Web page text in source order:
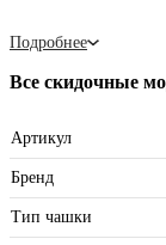
Подробнее
Все скидочные
Артикул
Бренд
Тип чашки